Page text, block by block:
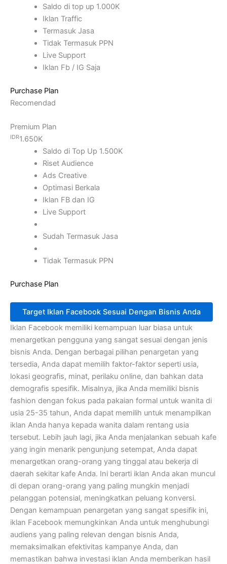
Saldo di top up 1.000K
Iklan Traffic
Termasuk Jasa
Tidak Termasuk PPN
Live Support
Iklan Fb / IG Saja
Purchase Plan
Recomendad
Premium Plan
IDR1.650K
Saldo di Top Up 1.500K
Riset Audience
Ads Creative
Optimasi Berkala
Iklan FB dan IG
Live Support
Sudah Termasuk Jasa
Tidak Termasuk PPN
Purchase Plan
Target Iklan Facebook Sesuai Dengan Bisnis Anda
Iklan Facebook memiliki kemampuan luar biasa untuk
menargetkan pengguna yang sangat sesuai dengan jenis
bisnis Anda. Dengan berbagai pilihan penargetan yang
tersedia, Anda dapat memilih faktor-faktor seperti usia,
lokasi geografis, minat, perilaku online, dan bahkan data
demografis spesifik. Misalnya, jika Anda memiliki bisnis
fashion dengan fokus pada pakaian formal untuk wanita di
usia 25-35 tahun, Anda dapat memilih untuk menampilkan
iklan Anda hanya kepada wanita dalam rentang usia
tersebut. Lebih jauh lagi, jika Anda menjalankan sebuah kafe
yang ingin menarik pengunjung setempat, Anda dapat
menargetkan orang-orang yang tinggal atau bekerja di
daerah sekitar kafe Anda. Ini berarti iklan Anda akan muncul
di depan orang-orang yang paling mungkin menjadi
pelanggan potensial, meningkatkan peluang konversi.
Dengan kemampuan penargetan yang sangat spesifik ini,
iklan Facebook memungkinkan Anda untuk menghubungi
audiens yang paling relevan dengan bisnis Anda,
memaksimalkan efektivitas kampanye Anda, dan
memastikan bahwa investasi iklan Anda memberikan hasil